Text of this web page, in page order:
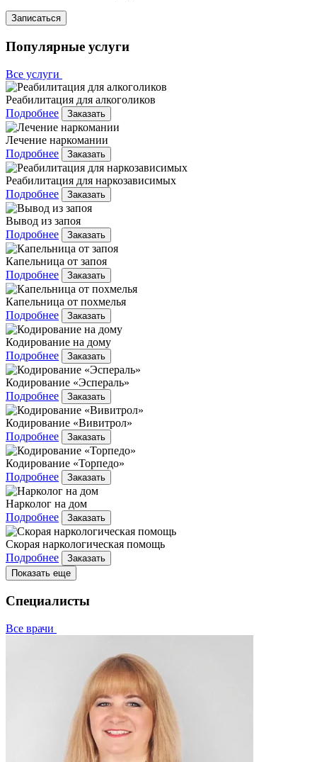
Записаться
Популярные услуги
Все услуги
Реабилитация для алкоголиков
Подробнее
Заказать
Лечение наркомании
Подробнее
Заказать
Реабилитация для наркозависимых
Подробнее
Заказать
Вывод из запоя
Подробнее
Заказать
Капельница от запоя
Подробнее
Заказать
Капельница от похмелья
Подробнее
Заказать
Кодирование на дому
Подробнее
Заказать
Кодирование «Эспераль»
Подробнее
Заказать
Кодирование «Вивитрол»
Подробнее
Заказать
Кодирование «Торпедо»
Подробнее
Заказать
Нарколог на дом
Подробнее
Заказать
Скорая наркологическая помощь
Подробнее
Заказать
Показать еще
Специалисты
Все врачи